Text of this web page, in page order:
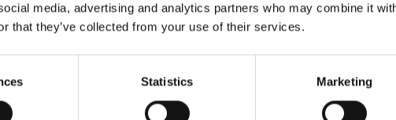
media, advertising and analytics partners who may combine it
that they’ve collected from your use of their services.
Statistics Marketing
Alumexx